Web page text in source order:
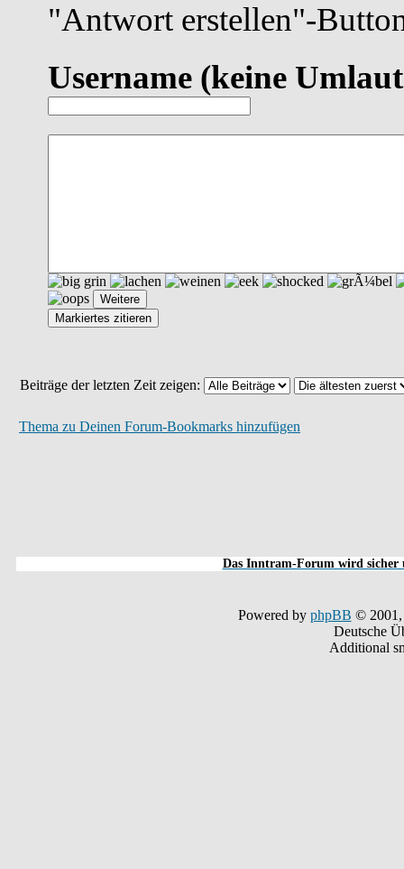
"Antwort erstellen"-
Username (keine
Beiträge der letzten Zeit zeigen:
Thema zu Deinen Forum-Bookmarks hinzufügen
Das Inntram-Forum wird sicher
Powered by phpBB © 2001,
Deutsche
Additional